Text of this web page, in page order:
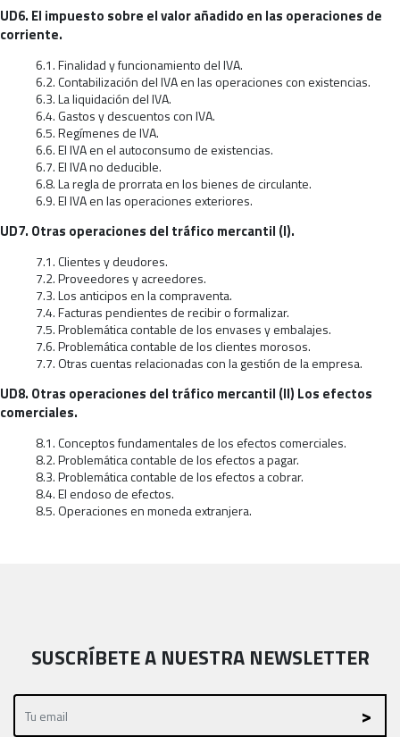
UD6. El impuesto sobre el valor añadido en las operaciones de
corriente.
6.1. Finalidad y funcionamiento del IVA.
6.2. Contabilización del IVA en las operaciones con existencias.
6.3. La liquidación del IVA.
6.4. Gastos y descuentos con IVA.
6.5. Regímenes de IVA.
6.6. El IVA en el autoconsumo de existencias.
6.7. El IVA no deducible.
6.8. La regla de prorrata en los bienes de circulante.
6.9. El IVA en las operaciones exteriores.
UD7. Otras operaciones del tráfico mercantil (I).
7.1. Clientes y deudores.
7.2. Proveedores y acreedores.
7.3. Los anticipos en la compraventa.
7.4. Facturas pendientes de recibir o formalizar.
7.5. Problemática contable de los envases y embalajes.
7.6. Problemática contable de los clientes morosos.
7.7. Otras cuentas relacionadas con la gestión de la empresa.
UD8. Otras operaciones del tráfico mercantil (II) Los efectos
comerciales.
8.1. Conceptos fundamentales de los efectos comerciales.
8.2. Problemática contable de los efectos a pagar.
8.3. Problemática contable de los efectos a cobrar.
8.4. El endoso de efectos.
8.5. Operaciones en moneda extranjera.
SUSCRÍBETE A NUESTRA NEWSLETTER